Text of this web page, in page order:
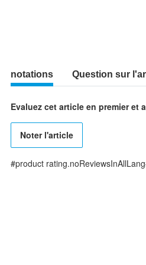
notations Question sur
Evaluez cet article en premier et
Noter l'article
#product